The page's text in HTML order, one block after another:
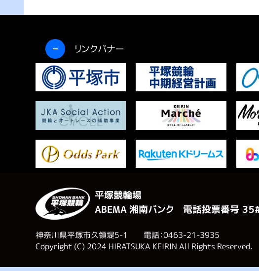
リンクバナー
開く
平塚競輪場
ABEMA 湘南バンク 電話投票番号 ３５
神奈川県平塚市久領堤5-1 電話：0463-21-3935
Copyright (C) 2024 HIRATSUKA KEIRIN All Rights Reserved.